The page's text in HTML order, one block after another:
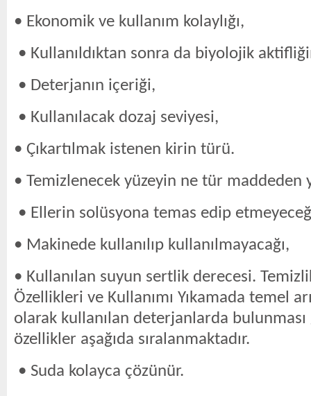
• Ekonomik ve kullanım kolaylığı,
• Kullanıldıktan sonra da biyolojik
• Deterjanın içeriği,
• Kullanılacak dozaj seviyesi,
• Çıkartılmak istenen kirin türü.
• Temizlenecek yüzeyin ne tür maddeden
• Ellerin solüsyona temas edip
• Makinede kullanılıp kullanılmayacağı,
• Kullanılan suyun sertlik derecesi.
Özellikleri ve Kullanımı Yıkamada temel
olarak kullanılan deterjanlarda
özellikler aşağıda sıralanmaktadır.
• Suda kolayca çözünür.